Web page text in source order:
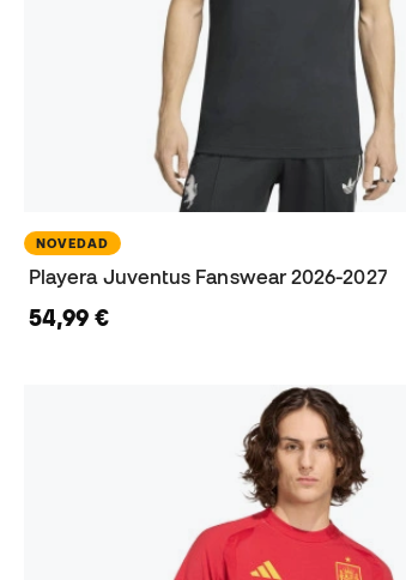
NOVEDAD
Playera Juventus Fanswear 2026-2027
54,99 €